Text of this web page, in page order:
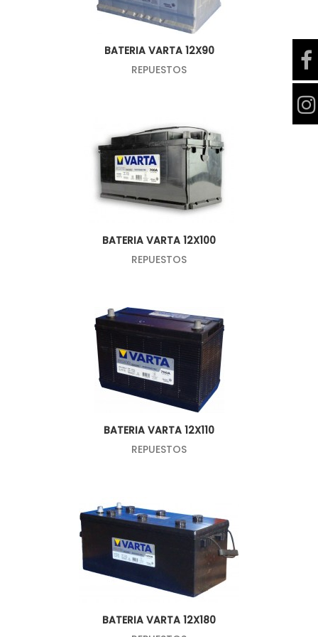
BATERIA VARTA 12X90
REPUESTOS
BATERIA VARTA 12X100
REPUESTOS
BATERIA VARTA 12X110
REPUESTOS
BATERIA VARTA 12X180